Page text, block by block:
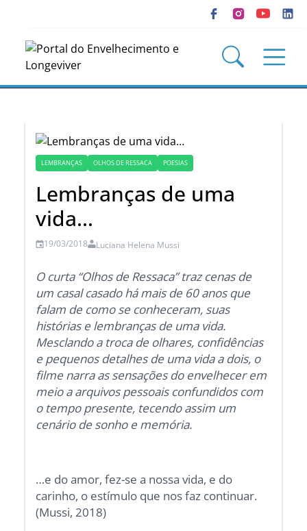
LEMBRANÇAS OLHOS DE RESSACA POESIAS
Lembranças de uma
vida…
19/03/2018 Luciana Helena Mussi
O curta “Olhos de Ressaca” traz cenas de
um casal casado há mais de 60 anos que
falam de como se conheceram, suas
histórias e lembranças de uma vida.
Mesclando a troca de olhares, confidências
e pequenos detalhes de uma vida a dois, o
filme narra as sensações do envelhecer em
meio a arquivos pessoais confundidos com
o tempo presente, tecendo assim um
cenário de sonho e memória.
…e do amor, fez-se a nossa vida, e do
carinho, o estímulo que nos faz continuar.
(Mussi, 2018)